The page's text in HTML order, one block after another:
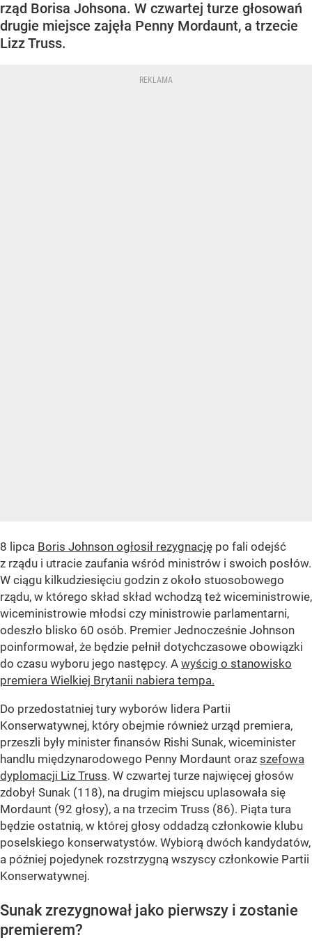
rząd Borisa Johsona. W czwartej turze głosowań
drugie miejsce zajęła Penny Mordaunt, a trzecie
Lizz Truss.
8 lipca Boris Johnson ogłosił rezygnację po fali odejść
z rządu i utracie zaufania wśród ministrów i swoich posłów.
W ciągu kilkudziesięciu godzin z około stuosobowego
rządu, w którego skład skład wchodzą też wiceministrowie,
wiceministrowie młodsi czy ministrowie parlamentarni,
odeszło blisko 60 osób. Premier Jednocześnie Johnson
poinformował, że będzie pełnił dotychczasowe obowiązki
do czasu wyboru jego następcy. A wyścig o stanowisko
premiera Wielkiej Brytanii nabiera tempa.
Do przedostatniej tury wyborów lidera Partii
Konserwatywnej, który obejmie również urząd premiera,
przeszli były minister finansów Rishi Sunak, wiceminister
handlu międzynarodowego Penny Mordaunt oraz szefowa
dyplomacji Liz Truss. W czwartej turze najwięcej głosów
zdobył Sunak (118), na drugim miejscu uplasowała się
Mordaunt (92 głosy), a na trzecim Truss (86). Piąta tura
będzie ostatnią, w której głosy oddadzą członkowie klubu
poselskiego konserwatystów. Wybiorą dwóch kandydatów,
a później pojedynek rozstrzygną wszyscy członkowie Partii
Konserwatywnej.
Sunak zrezygnował jako pierwszy i zostanie
premierem?